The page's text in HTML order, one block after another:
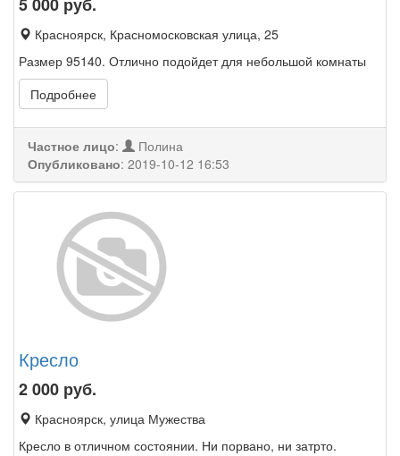
Красноярск, Красномосковская улица, 25
Размер 95140. Отлично подойдет для небольшой комнаты
Подробнее
Частное лицо:
Полина
Опубликовано: 2019-10-12 16:53
Кресло
2 000 руб.
Красноярск, улица Мужества
Кресло в отличном состоянии. Ни порвано, ни затрто.